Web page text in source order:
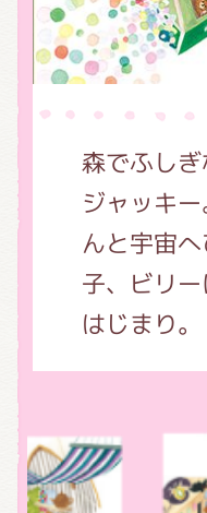
森でふし
ジャッキ
んと宇宙
子、ビリ
はじまり。
ミュー
おたの
チア ジ
くまの